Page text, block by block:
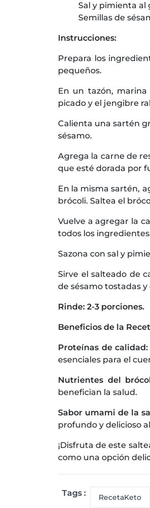
Sal y pimienta al
Semillas de
Instrucciones:
Prepara los
pequeños.
En un tazón,
picado y el jengibre
Calienta una sartén
sésamo.
Agrega la carne de
que esté dorada por
En la misma sartén,
brócoli. Saltea el
Vuelve a agregar la
todos los
Sazona con sal y
Sirve el salteado de
de sésamo tostadas
Rinde: 2-3 porciones.
Beneficios de la
Proteínas de calidad:
esenciales para el
Nutrientes del
benefician la salud.
Sabor umami de la
profundo y delicioso
¡Disfruta de este
como una opción
Tags : RecetaKeto